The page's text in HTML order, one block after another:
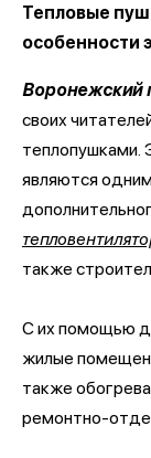
Тепловые
особенности
Воронежский
своих
теплопушками.
являются
также
С их помощью
жилые
также
ремонтно-